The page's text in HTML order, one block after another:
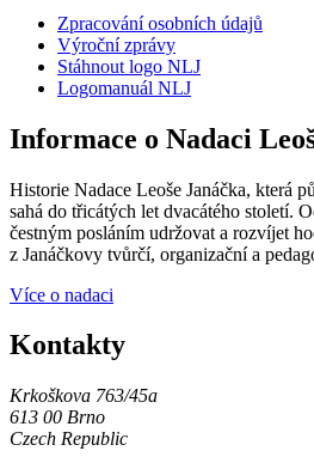
Zpracování osobních údajů
Výroční zprávy
Stáhnout logo NLJ
Logomanuál NLJ
Informace o Nadaci
Historie Nadace Leoše Janáčka, která
sahá do třicátých let dvacátého století.
čestným posláním udržovat a rozvíjet
z Janáčkovy tvůrčí, organizační a
Více o nadaci
Kontakty
Krkoškova 763/45a
613 00 Brno
Czech Republic